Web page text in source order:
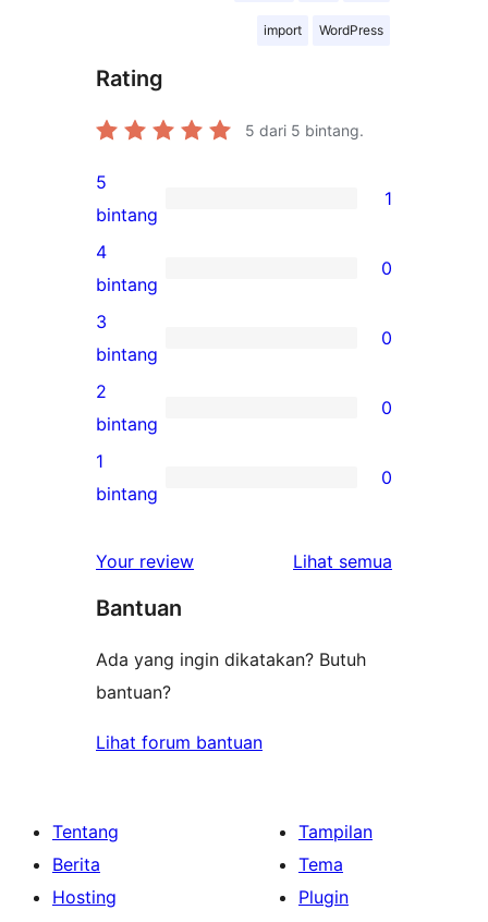
import WordPress
Rating
5 dari 5 bintang.
1
ulasan
5-
bintang
5
bintang
1
0
ulasan
4-
bintang
4
bintang
0
0
ulasan
3-
bintang
3
bintang
0
0
ulasan
2-
2
bintang
0
0
1-
1
bintang
0
Your review Lihat semua
Bantuan
Ada yang ingin dikatakan? Butuh
bantuan?
Lihat forum bantuan
Tentang
Berita
Hosting
Tampilan
Tema
Plugin